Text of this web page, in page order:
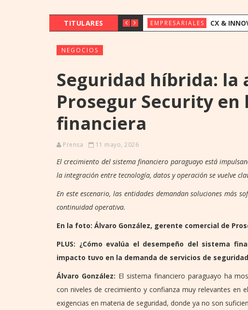
TITULARES EMPRESARIALES CX & INNOVATION CONGRESS REÚNE A LÍDERES REGIONALES PARA EXPLORAR
NEGOCIOS
Seguridad híbrida: la
Prosegur Security en
financiera
Prensa 11 mayo, 2026
El crecimiento del sistema financiero paraguayo está
la integración entre tecnología, datos y operación se vuelve
En este escenario, las entidades demandan soluciones más
continuidad operativa.
En la foto: Álvaro González, gerente comercial de
PLUS: ¿Cómo evalúa el desempeño del sistema
impacto tuvo en la demanda de servicios de
Álvaro González: El sistema financiero paraguayo ha
con niveles de crecimiento y confianza muy relevantes en
exigencias en materia de seguridad, donde ya no son